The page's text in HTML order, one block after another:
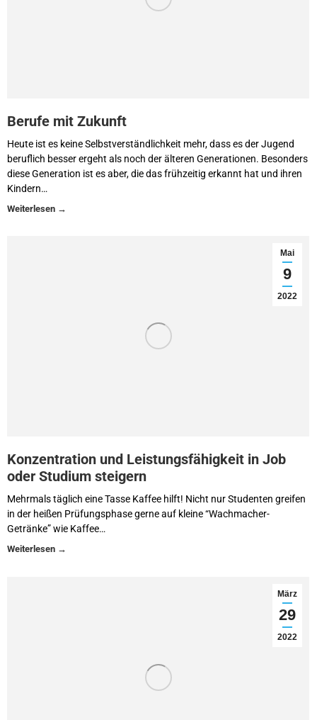
Berufe mit Zukunft
Heute ist es keine Selbstverständlichkeit mehr, dass es der Jugend
beruflich besser ergeht als noch der älteren Generationen. Besonders
diese Generation ist es aber, die das frühzeitig erkannt hat und ihren
Kindern…
Mai
9
2022
Konzentration und Leistungsfähigkeit in Job
oder Studium steigern
Mehrmals täglich eine Tasse Kaffee hilft! Nicht nur Studenten greifen
in der heißen Prüfungsphase gerne auf kleine “Wachmacher-
Getränke” wie Kaffee…
März
29
2022